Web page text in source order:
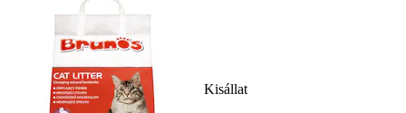
Kisállat